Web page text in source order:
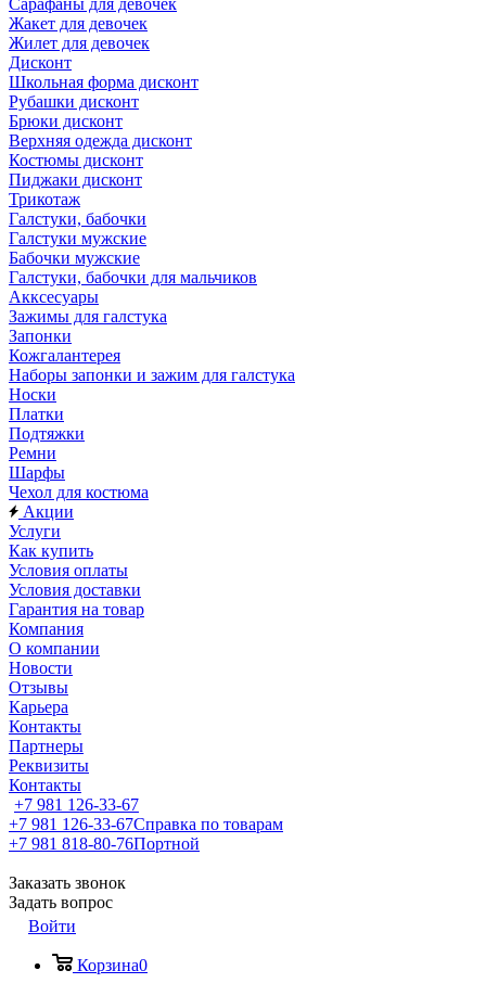
Сарафаны для девочек
Жакет для девочек
Жилет для девочек
Дисконт
Школьная форма дисконт
Рубашки дисконт
Брюки дисконт
Верхняя одежда дисконт
Костюмы дисконт
Пиджаки дисконт
Трикотаж
Галстуки, бабочки
Галстуки мужские
Бабочки мужские
Галстуки, бабочки для мальчиков
Акксесуары
Зажимы для галстука
Запонки
Кожгалантерея
Наборы запонки и зажим для галстука
Носки
Платки
Подтяжки
Ремни
Шарфы
Чехол для костюма
Акции
Услуги
Как купить
Условия оплаты
Условия доставки
Гарантия на товар
Компания
О компании
Новости
Отзывы
Карьера
Контакты
Партнеры
Реквизиты
Контакты
+7 981 126-33-67
+7 981 126-33-67Справка по товарам
+7 981 818-80-76Портной
Заказать звонок
Задать вопрос
Войти
Корзина0